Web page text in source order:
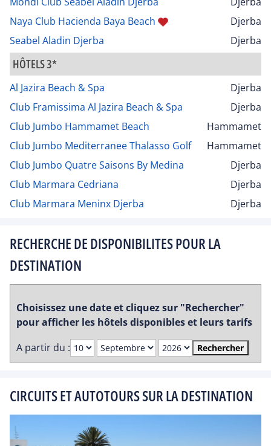
Naya Club Hacienda Baya Beach
Djerba
Seabel Aladin Djerba
Djerba
HÔTELS 3*
Al Jazira Beach & Spa
Djerba
Club Framissima Al Jazira Beach & Spa
Djerba
Club Jumbo Hammamet Beach
Hammamet
Club Jumbo Mediterranee Thalasso Golf
Hammamet
Club Jumbo Quatre Saisons By Medina
Djerba
Club Marmara Cedriana
Djerba
Club Marmara Meninx Djerba
Djerba
RECHERCHE DE DISPONIBILITES POUR LA
DESTINATION
Choisissez une date et cliquez sur "Rechercher"
pour afficher les hôtels disponibles et leurs tarifs
A partir du :
Rechercher
CIRCUITS ET AUTOTOURS SUR LA DESTINATION